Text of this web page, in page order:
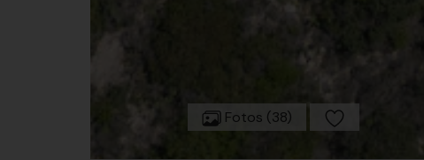
Fotos (38)